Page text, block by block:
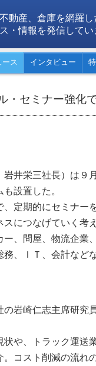
動産、倉庫を網羅し
・情報を発信してい
ース インタビュー
・セミナー強化
井栄三社長）は９
設置した。
定期的にセミナー
スにつなげていく考
、問屋、物流企業
、ＩＴ、会計など
岩崎仁志主席研究
や、トラック運送
コスト削減の流れ